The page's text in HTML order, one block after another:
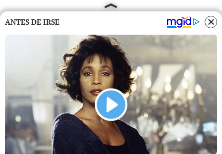
ANTES DE IRSE